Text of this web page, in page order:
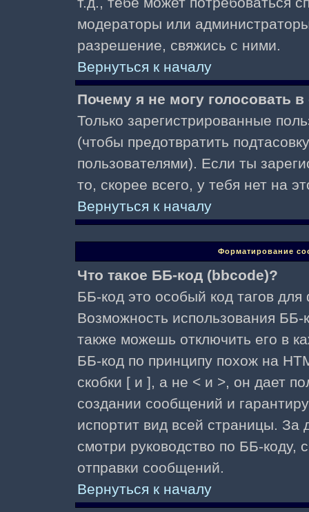
модераторы или
разрешение, свяжись с ними.
Вернуться к началу
Почему я не могу голосовать
Только зарегистрированные
(чтобы предотвратить
пользователями). Если ты
то, скорее всего, у тебя нет на
Вернуться к началу
Форматирование
Что такое ББ-код (bbcode)?
ББ-код это особый код тагов
Возможность использования
также можешь отключить его в
ББ-код по принципу похож на
скобки [ и ], а не < и >, он дает
создании сообщений и
испортит вид всей страницы.
смотри руководство по ББ-коду,
отправки сообщений.
Вернуться к началу